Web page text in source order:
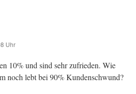
Uhr
10% und sind sehr zufrieden. Wie
noch lebt bei 90% Kundenschwund?